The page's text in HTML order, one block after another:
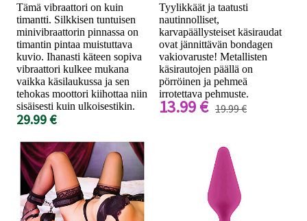
Tämä vibraattori on kuin
timantti. Silkkisen tuntuisen
minivibraattorin pinnassa on
timantin pintaa muistuttava
kuvio. Ihanasti käteen sopiva
vibraattori kulkee mukana
vaikka käsilaukussa ja sen
tehokas moottori kiihottaa niin
sisäisesti kuin ulkoisestikin.
29.99 €
Tyylikkäät ja taatusti
nautinnolliset,
karvapäällysteiset käsiraudat
ovat jännittävän bondagen
vakiovaruste! Metallisten
käsirautojen päällä on
pörröinen ja pehmeä
irrotettava pehmuste.
13.99 € 19.99 €